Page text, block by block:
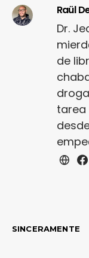
Raül
Dr.
de
tarea
SINCERAMENTE